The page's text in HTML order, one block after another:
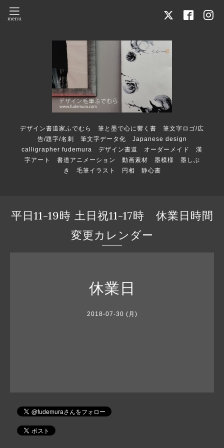
デザイン書道家ふでむら 筆と墨で心に響く書 筆文字ロゴ/広
告/題字/名刺 筆文字データ化 Japanese design
calligrapher fudemura デザイン書道 オーダーメイド 漢
字アート 書道アニメーション 動画素材 墨模様 墨しぶ
き 毛筆イラスト 円相 静心書
平日11-19時 土日祝11-17時 休業日時間
変更カレンダー
休業日
2018-07-30 (月)